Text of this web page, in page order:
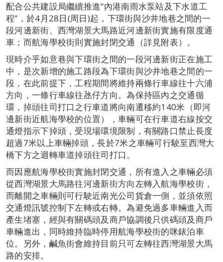
配合公共建設局繼續推進“內港南雨水泵站及下水道工
程”，於4月28日(周日)起，下環街與沙井地巷之間的一
段河邊新街、西灣湖景大馬路近河邊新街實施有限度通
車；而航海學校街則實施封閉交通（詳見附表）。
現時介乎如意巷與下環街之間的一段河邊新街正在施工
中，是次新增的施工路段為下環街與沙井地巷之間的一
段，在此前提下，工程期間將維持兩條行車線往十六浦
方向，一條行車線往氹仔方向。為保持區內之交通循
環，掉頭往司打口之行車道將向南遷移約140米（即河
邊新街近航海學校的位置），車輛可在行車道右線按交
通燈指示下掉頭，受現場環境限制，有關路口禁止長度
超過7米以上車輛掉頭，長於7米之車輛可行駛至西灣大
橋下方之迴轉車道掉頭往司打口。
而因應航海學校街實施封閉交通，所有進入之車輛必須
從西灣湖景大馬路往河邊新街方向左轉入航海學校街，
而離開之車輛則可行駛近南光公司貨倉一側，並須依照
交通燈訊號控制下左轉或右轉。為避免過多車輛進入而
產生堵塞，經與有關碼頭及商戶協調後只供碼頭及商戶
車輛進出，同時維持臨時停用航海學校街的咪錶泊車
位。另外，鹹魚街會維持目前只可左轉往西灣湖景大馬
路的安排。